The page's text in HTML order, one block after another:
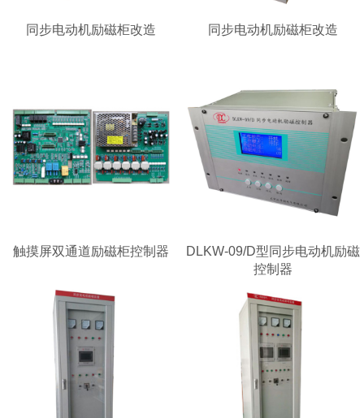
同步电动机励磁柜改造 同步电动机励磁柜改造
触摸屏双通道励磁柜控制器
DLKW-09/D型同步电动机励磁
控制器